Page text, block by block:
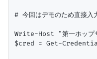
# 今回はデモのため直接入
Write-Host "第一ホップ
$cred = Get-